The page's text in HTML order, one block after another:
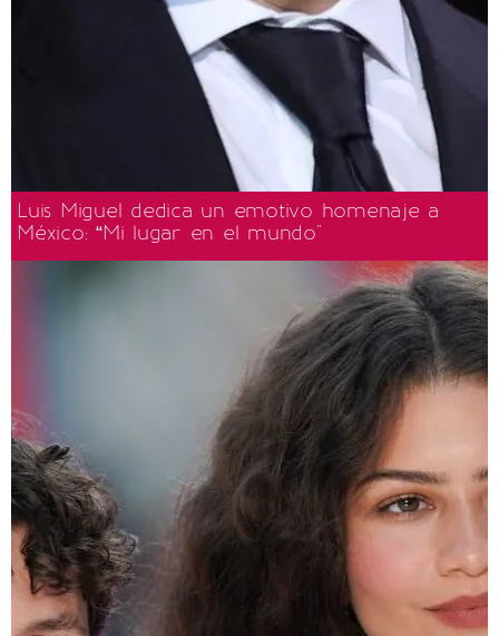
Luis Miguel dedica un emotivo homenaje a
México: “Mi lugar en el mundo"